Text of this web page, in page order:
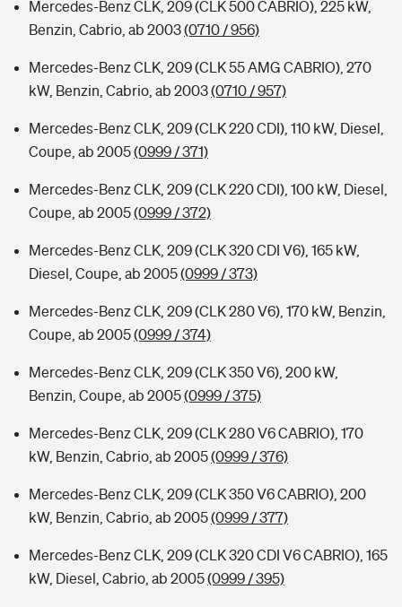
Mercedes-Benz CLK, 209 (CLK 500 CABRIO), 225 kW,
Benzin, Cabrio, ab 2003(0710 / 956)
Mercedes-Benz CLK, 209 (CLK 55 AMG CABRIO), 270
kW, Benzin, Cabrio, ab 2003(0710 / 957)
Mercedes-Benz CLK, 209 (CLK 220 CDI), 110 kW, Diesel,
Coupe, ab 2005(0999 / 371)
Mercedes-Benz CLK, 209 (CLK 220 CDI), 100 kW, Diesel,
Coupe, ab 2005(0999 / 372)
Mercedes-Benz CLK, 209 (CLK 320 CDI V6), 165 kW,
Diesel, Coupe, ab 2005(0999 / 373)
Mercedes-Benz CLK, 209 (CLK 280 V6), 170 kW, Benzin,
Coupe, ab 2005(0999 / 374)
Mercedes-Benz CLK, 209 (CLK 350 V6), 200 kW,
Benzin, Coupe, ab 2005(0999 / 375)
Mercedes-Benz CLK, 209 (CLK 280 V6 CABRIO), 170
kW, Benzin, Cabrio, ab 2005(0999 / 376)
Mercedes-Benz CLK, 209 (CLK 350 V6 CABRIO), 200
kW, Benzin, Cabrio, ab 2005(0999 / 377)
Mercedes-Benz CLK, 209 (CLK 320 CDI V6 CABRIO), 165
kW, Diesel, Cabrio, ab 2005(0999 / 395)